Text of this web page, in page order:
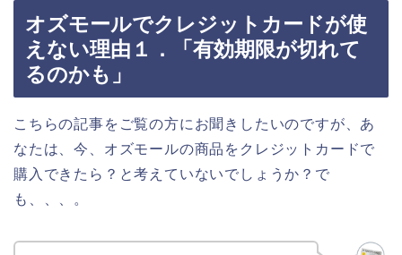
オズモールでクレジットカードが使
えない理由１．「有効期限が切れて
るのかも」
こちらの記事をご覧の方にお聞きしたいのですが、あ
なたは、今、オズモールの商品をクレジットカードで
購入できたら？と考えていないでしょうか？で
も、、、。